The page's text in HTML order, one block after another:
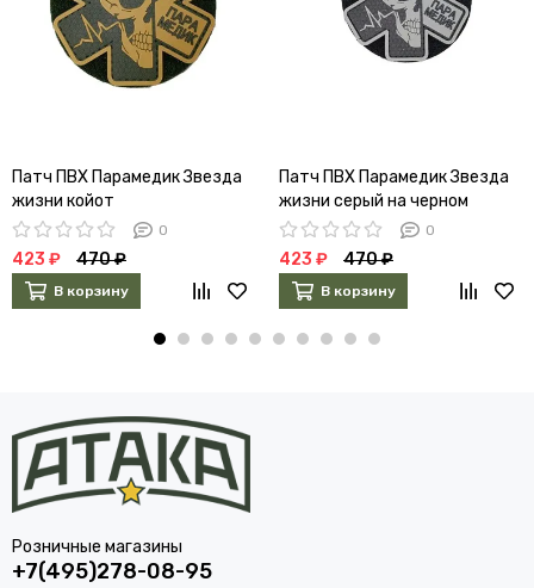
Патч ПВХ Парамедик Звезда
жизни койот
0
423 ₽ 470 ₽
В корзину
Патч ПВХ Парамедик Звезда
жизни серый на черном
0
423 ₽ 470 ₽
В корзину
Розничные магазины
+7(495)278-08-95